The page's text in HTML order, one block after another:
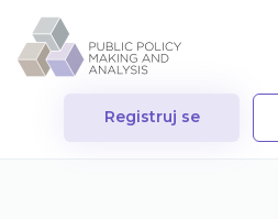
Registruj se